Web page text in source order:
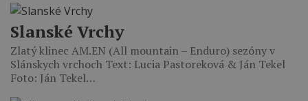
Slanské Vrchy
Zlatý klinec AM.EN (All mountain – Enduro) sezóny v
Slánskych vrchoch Text: Lucia Pastoreková & Ján Tekel
Foto: Ján Tekel…